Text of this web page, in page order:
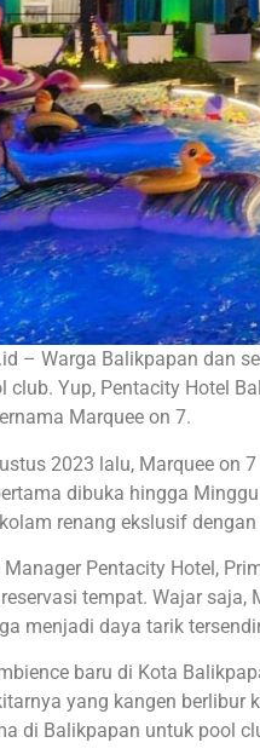
– Warga Balikpapan dan
club. Yup, Pentacity Hotel
Marquee on 7.
2023 lalu, Marquee on
dibuka hingga
renang ekslusif
Manager Pentacity Hotel,
tempat. Wajar
menjadi daya tarik
baru di Kota
yang kangen berlibur
di Balikpapan untuk pool